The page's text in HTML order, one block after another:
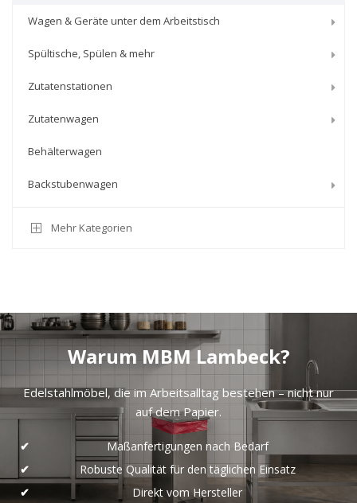
Wagen & Geräte unter dem Arbeitstisch
Spültische, Spülen & mehr
Zutatenstationen
Zutatenwagen
Behälterwagen
Backstubenwagen
Mehr Kategorien
Warum MBM Lambeck?
Edelstahlmöbel, die im Arbeitsalltag bestehen – nicht nur
auf dem Papier.
Maßanfertigungen nach Bedarf
Robuste Qualität für den täglichen Einsatz
Direkt vom Hersteller